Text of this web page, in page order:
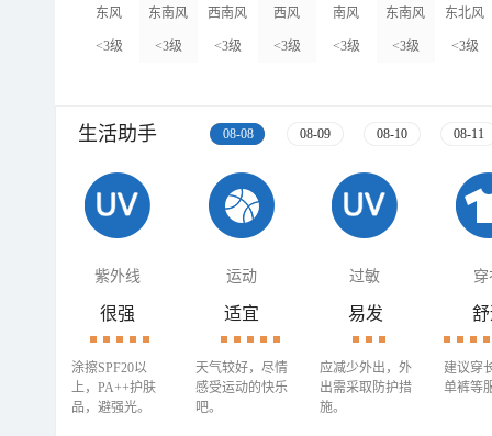
东风
<3级
东南风
<3级
西南风
<3级
西风
<3级
南风
<3级
东南风
<3级
东北风
<3级
生活助手 08-08 08-09 08-10 08-11
紫外线 运动 过敏 穿
很强
涂擦SPF20以
上，PA++护肤
品，避强光。
适宜
天气较好，尽情
感受运动的快乐
吧。
易发
应减少外出，外
出需采取防护措
施。
建议穿
单裤等